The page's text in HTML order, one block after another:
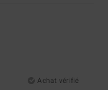
Achat vérifié